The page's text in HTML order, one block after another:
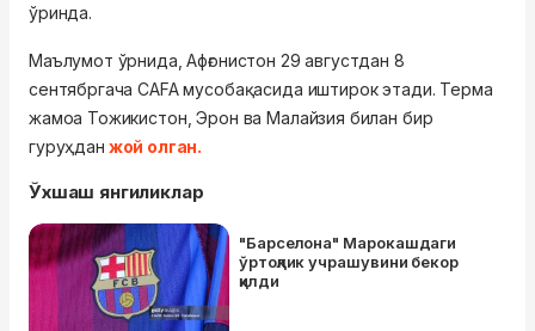
ўринда.
Маълумот ўрнида, Афғонистон 29 августдан 8
сентябргача CAFA мусобақасида иштирок этади. Терма
жамоа Тожикистон, Эрон ва Малайзия билан бир
гуруҳдан жой олган.
Ўхшаш янгиликлар
"Барселона" Марокашдаги
ўртоқлик учрашувини бекор
қилди